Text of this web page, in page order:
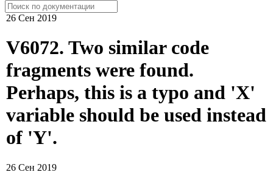
26 Сен 2019
V6072. Two similar code
fragments were found.
Perhaps, this is a typo and 'X'
variable should be used instead
of 'Y'.
26 Сен 2019